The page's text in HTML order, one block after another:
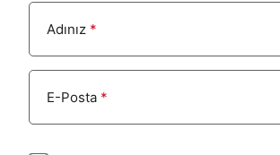
Adınız *
E-Posta *